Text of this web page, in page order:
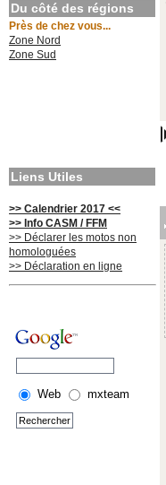
Du côté des régions
Près de chez vous...
Zone Nord
Zone Sud
Liens Utiles
>> Calendrier 2017 <<
>> Info CASM / FFM
>> Déclarer les motos non
homologuées
>> Déclaration en ligne
Web mxteam